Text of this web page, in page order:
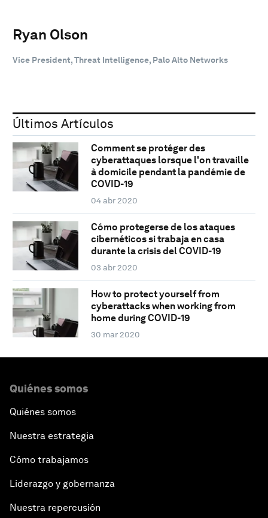
Ryan Olson
Vice President, Threat Intelligence, Palo Alto Networks
Últimos Artículos
Comment se protéger des
cyberattaques lorsque l'on travaille
à domicile pendant la pandémie de
COVID-19
04 abr 2020
Cómo protegerse de los ataques
cibernéticos si trabaja en casa
durante la crisis del COVID-19
03 abr 2020
How to protect yourself from
cyberattacks when working from
home during COVID-19
30 mar 2020
Quiénes somos
Quiénes somos
Nuestra estrategia
Cómo trabajamos
Liderazgo y gobernanza
Nuestra repercusión